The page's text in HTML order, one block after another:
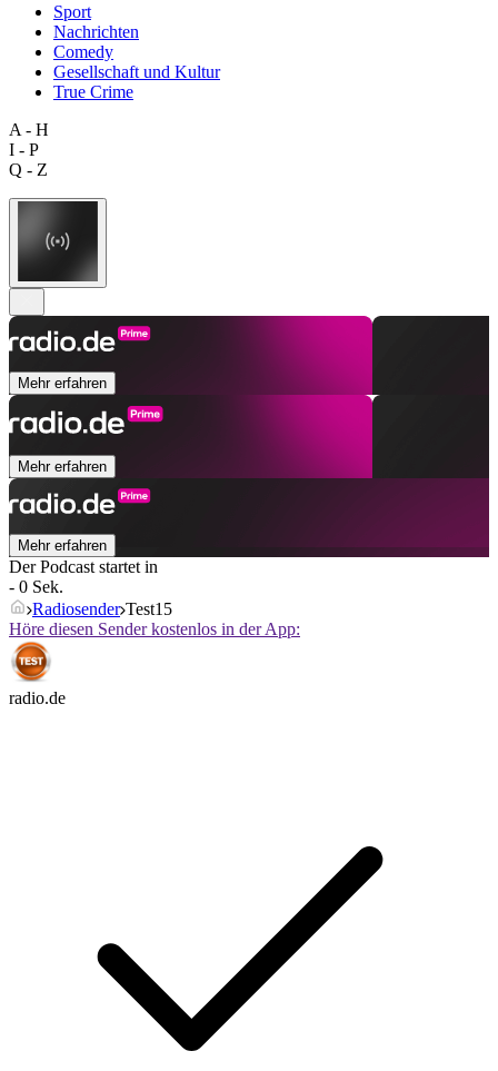
Sport
Nachrichten
Comedy
Gesellschaft und Kultur
True Crime
A - H
I - P
Q - Z
Mehr erfahren
Mehr erfahren
Mehr erfahren
Der Podcast startet in
- 0 Sek.
Radiosender Test15
Höre diesen Sender kostenlos in der App:
radio.de